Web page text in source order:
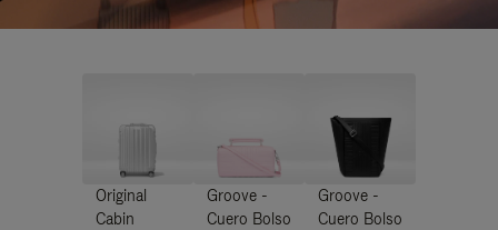
Original
Cabin
Groove -
Cuero Bolso
Groove -
Cuero Bolso